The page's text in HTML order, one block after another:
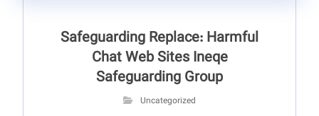
Safeguarding Replace: Harmful
Chat Web Sites Ineqe
Safeguarding Group
Uncategorized